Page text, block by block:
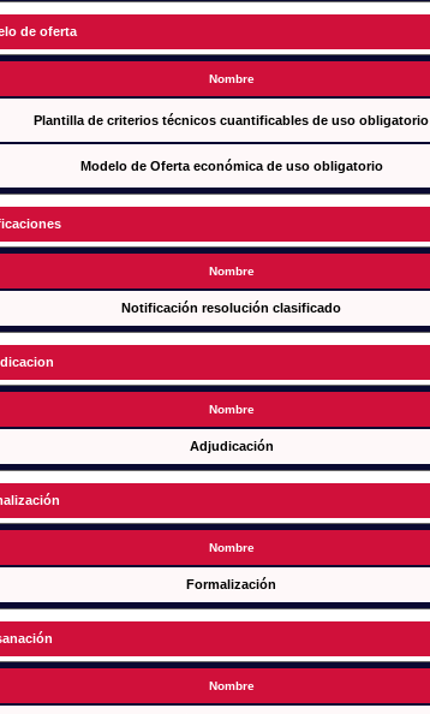
de oferta
Nombre
Plantilla de criterios técnicos cuantificables de uso obligatorio
Modelo de Oferta económica de uso obligatorio
Nombre
Notificación resolución clasificado
Nombre
Adjudicación
Nombre
Formalización
Nombre